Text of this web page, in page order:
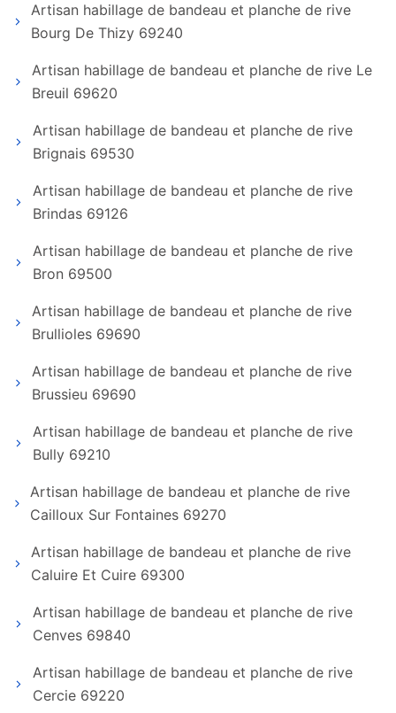
Artisan habillage de bandeau et planche de rive
Bourg De Thizy 69240
Artisan habillage de bandeau et planche de rive Le
Breuil 69620
Artisan habillage de bandeau et planche de rive
Brignais 69530
Artisan habillage de bandeau et planche de rive
Brindas 69126
Artisan habillage de bandeau et planche de rive
Bron 69500
Artisan habillage de bandeau et planche de rive
Brullioles 69690
Artisan habillage de bandeau et planche de rive
Brussieu 69690
Artisan habillage de bandeau et planche de rive
Bully 69210
Artisan habillage de bandeau et planche de rive
Cailloux Sur Fontaines 69270
Artisan habillage de bandeau et planche de rive
Caluire Et Cuire 69300
Artisan habillage de bandeau et planche de rive
Cenves 69840
Artisan habillage de bandeau et planche de rive
Cercie 69220